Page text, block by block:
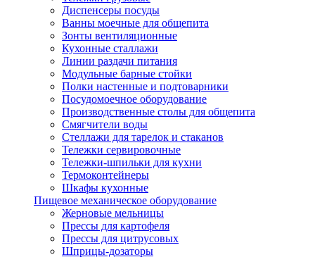
Диспенсеры посуды
Ванны моечные для общепита
Зонты вентиляционные
Кухонные сталлажи
Линии раздачи питания
Модульные барные стойки
Полки настенные и подтоварники
Посудомоечное оборудование
Производственные столы для общепита
Смягчители воды
Стеллажи для тарелок и стаканов
Тележки сервировочные
Тележки-шпильки для кухни
Термоконтейнеры
Шкафы кухонные
Пищевое механическое оборудование
Жерновые мельницы
Прессы для картофеля
Прессы для цитрусовых
Шприцы-дозаторы